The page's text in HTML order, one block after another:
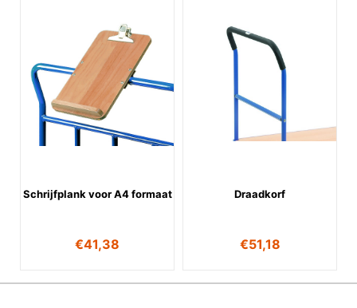
Schrijfplank voor A4 formaat
€41,38
Draadkorf
€51,18